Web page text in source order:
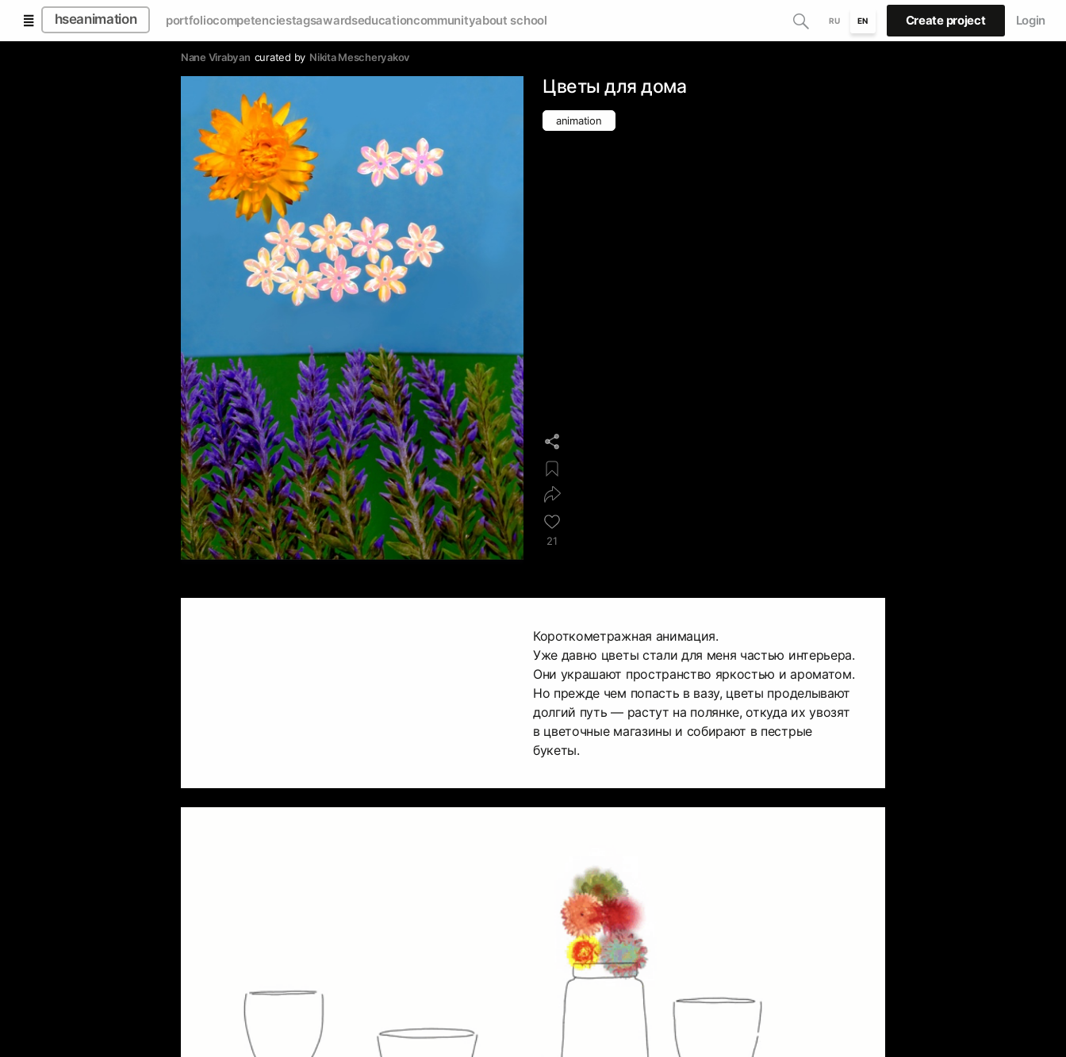
hseanimation portfoliocompetenciestagsawardseducationcommunityabout school RU EN Create project Login
Nane Virabyan curated by Nikita Mescheryakov
Цветы для дома
animation
21
Короткометражная анимация.
Уже давно цветы стали для меня частью интерьера.
Они украшают пространство яркостью и ароматом.
Но прежде чем попасть в вазу, цветы проделывают
долгий путь — растут на полянке, откуда их увозят
в цветочные магазины и собирают в пестрые
букеты.